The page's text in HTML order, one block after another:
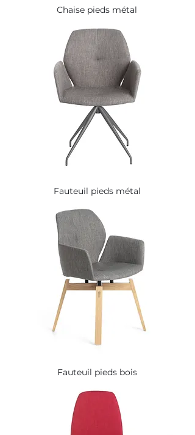
Chaise pieds métal
Fauteuil pieds métal
Fauteuil pieds bois